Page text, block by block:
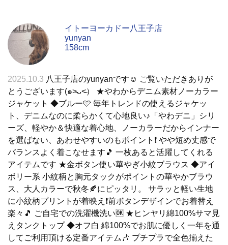
イトーヨーカドー八王子店
yunyan
158cm
2025.10.3 八王子店のyunyanです☺︎ ご覧いただきありが
とうございます(๑˃̵ᴗ˂̵） ★やわからデニム素材ノーカラー
ジャケット ◆ブルー🩵 毎年トレンドの使えるジャケッ
ト、デニムなのに柔らかくて心地良い♪「やわデニ」シリ
ーズ、軽やか＆快適な着心地、ノーカラーだからインナー
を選ばない、あわせやすいのもポイント❗️ やや短め丈感で
バランスよく着こなせます🎵 一枚あると活躍してくれる
アイテムです ★金ボタン使い華やぎ小紋ブラウス ◆アイ
ボリー系 小紋柄と胸元タックがポイントの華やかブラウ
ス、大人カラーで秋冬🍂にピッタリ。 サラッと軽い生地
に小紋柄プリントが着映え❗️前ボタンデザインでお着替え
楽々🎵 ご自宅での洗濯機洗い🆗 ★ヒンヤリ綿100%サマ見
えタンクトップ ◆オフ白 綿100%でお肌に優しく一年を通
してご利用頂ける定番アイテム🎶 プチプラで全色揃えた